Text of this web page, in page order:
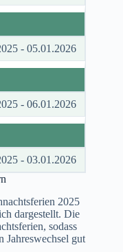
- 05.01.2026
- 06.01.2026
- 03.01.2026
2025
dargestellt. Die
sodass
Jahreswechsel gut